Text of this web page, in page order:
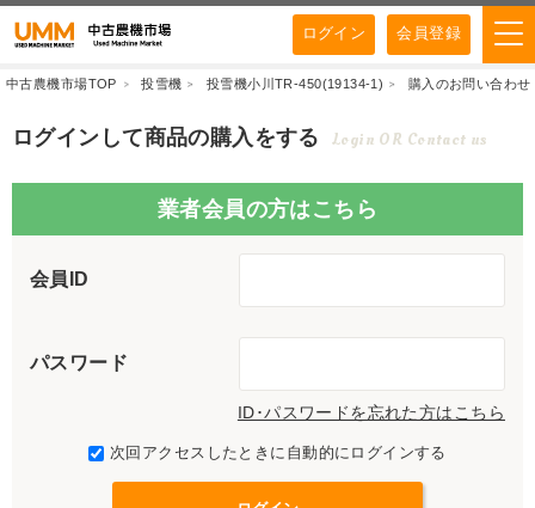
ログイン 会員登録
中古農機市場TOP 投雪機 投雪機小川TR-450(19134-1) 購入のお問い合わせ
ログインして商品の購入をする Login OR Contact us
業者会員の方はこちら
会員ID
パスワード
ID･パスワードを忘れた方はこちら
次回アクセスしたときに自動的にログインする